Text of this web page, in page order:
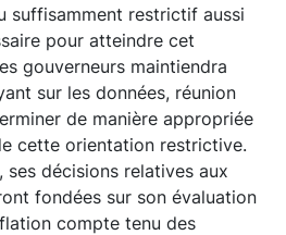
suffisamment restrictif aussi
pour atteindre cet
gouverneurs maintiendra
sur les données, réunion
de manière appropriée
cette orientation restrictive.
ses décisions relatives aux
fondées sur son évaluation
compte tenu des